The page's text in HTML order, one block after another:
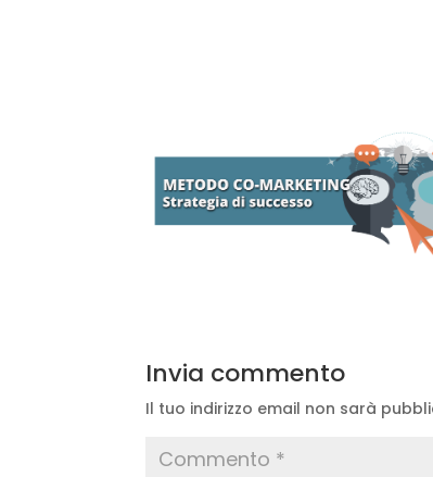
Invia commento
Il tuo indirizzo email non sarà